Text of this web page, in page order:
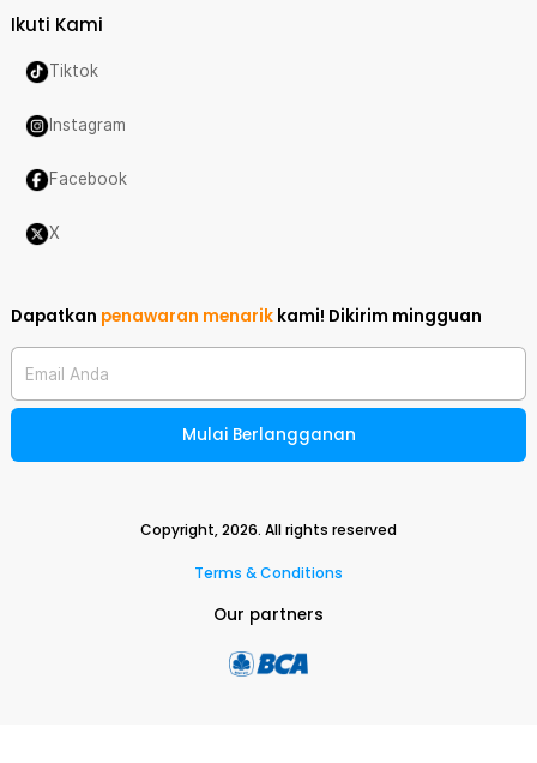
Ikuti Kami
Tiktok
Instagram
Facebook
X
Dapatkan penawaran menarik kami! Dikirim mingguan
Email Anda
Mulai Berlangganan
Copyright,2026. All rights reserved
Terms & Conditions
Our partners